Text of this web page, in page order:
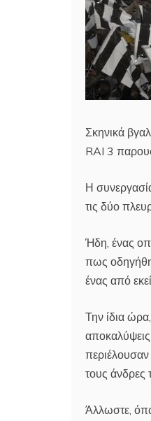
Σκηνικά
RAI 3
Η
τις δύο
Ήδη, ένας
πως
ένας από
Την ίδια
περιέλουσαν
τους άνδρες
Άλλωστε,